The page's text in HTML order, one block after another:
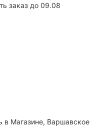
заказ до 09.08
в Магазине, Варшавское